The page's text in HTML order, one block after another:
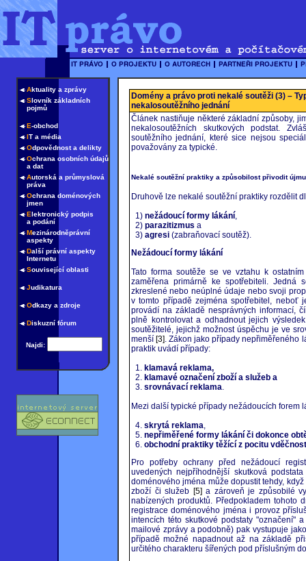
Aktuality a zprávy
Slovník základních
pojmů
E-obchod
IT a média
Odpovědnost a delikty
Ochrana osobních údajů
a dat
Autorská a průmyslová
práva
Ochrana doménových
jmen
Elektronický podpis
a podání
Mezinárodněprávní
aspekty
Další právní aspekty
Internetu
Související oblasti
Judikatura
Odkazy a zdroje
Diskuzní fórum
Najdi:
Domény a právo proti nekalé soutěži (3) –
nekalosoutěžního jednání
Článek nastiňuje některé základní způsoby,
nekalosoutěžních skutkových podstat.
soutěžního jednání, které sice nejsou
považovány za typické.
Nekalé soutěžní praktiky a způsobilost přivodit
Druhově lze nekalé soutěžní praktiky rozdělit
1) nežádoucí formy lákání,
2) parazitizmus a
3) agresi (zabraňovací soutěž).
Nežádoucí formy lákání
Tato forma soutěže se ve vztahu k
zaměřena primárně ke spotřebiteli. Jedná
zkreslené nebo neúplné údaje nebo svoji
v tomto případě zejména spotřebitel, neboť
provádí na základě nesprávných informací,
plně kontrolovat a odhadnout jejich výsledek
soutěžitelé, jejichž možnost úspěchu je ve
menší [3]. Zákon jako případy nepřiměřeného
praktik uvádí případy:
1. klamavá reklama,
2. klamavé označení zboží a služeb a
3. srovnávací reklama.
Mezi další typické případy nežádoucích forem
4. skrytá reklama,
5. nepřiměřené formy lákání či dokonce
6. obchodní praktiky těžící z pocitu
Pro potřeby ochrany před nežádoucí
uvedených nejpříhodnější skutková
doménového jména může dopustit tehdy,
zboží či služeb [5] a zároveň je způsobilé
nabízených produktů. Předpokladem tohoto
registrace doménového jména i provoz
intencích této skutkové podstaty "označení"
mailové zprávy a podobně) pak vystupuje
případě možné napadnout až na základě
určitého charakteru šířených pod příslušným